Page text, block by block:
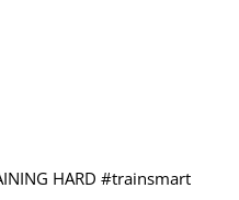
HARD #trainsmart